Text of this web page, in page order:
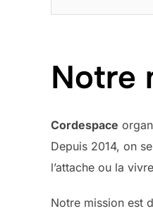
Notre
Cordespace
Depuis 2014, on
l’attache ou la
Notre mission est